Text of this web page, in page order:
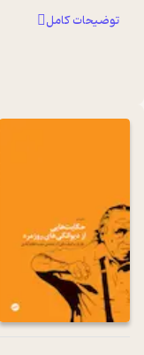
حقيقت را به زبا ...
توضیحات کامل